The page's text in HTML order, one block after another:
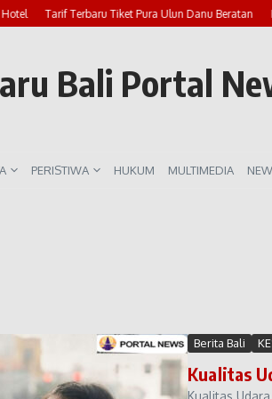
Tarif Terbaru Tiket Pura Ulun Danu Beratan
Bali Portal
PERISTIWA HUKUM MULTIMEDIA
Berita Bali
Kualitas
Kualitas